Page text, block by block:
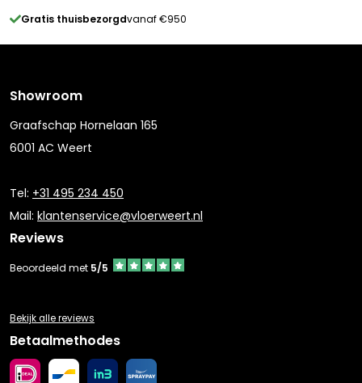
Gratis thuisbezorgdvanaf €950
Showroom
Graafschap Hornelaan 165
6001 AC Weert
Tel: +31 495 234 450
Mail: klantenservice@vloerweert.nl
Reviews
Beoordeeld met 5/5
Bekijk alle reviews
Betaalmethodes